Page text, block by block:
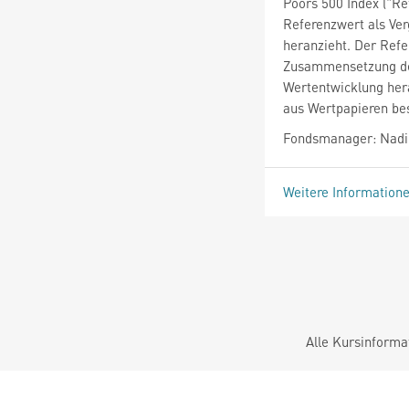
Referenzwert als
heranzieht. Der
Zusammensetzung
Wertentwicklung
aus Wertpapieren
Fondsmanager:
Weitere
Alle